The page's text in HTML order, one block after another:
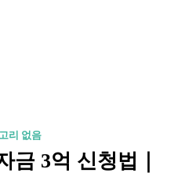
리 없음
금 3억 신청법｜